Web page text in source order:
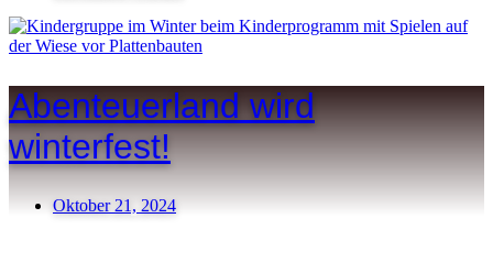
Abenteuerland wird
winterfest!
Oktober 21, 2024